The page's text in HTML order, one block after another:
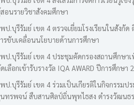
อนรายวิชาสังคมศึกษา
ป.บุรีรัมย์ เขต 4 ตรวจเยี่ยมโรงเรียนในสังกัด
รขับเคลื่อนนโยบายด้านการศึกษา
ป.บุรีรัมย์ เขต 4 ประชุมคัดกรองสถานศึกษา
เลือกเข้ารับรางวัล IQA AWARD ปีการศึกษา
ป.บุรีรัมย์ เขต 4 ร่วมเป็นเกียรติในกิจกรรมป
ทรพจน์ สืบสานศิลป์ถิ่นพุทไธสง ดำรงวัฒนธ